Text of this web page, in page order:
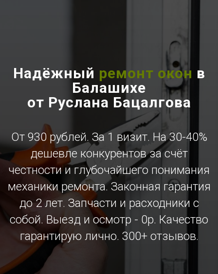
Надёжный ремонт окон в
Балашихе
от Руслана Бацалгова
От 930 рублей. За 1 визит. На 30-40%
дешевле конкурентов за счёт
честности и глубочайшего понимания
механики ремонта. Законная гарантия
до 2 лет. Запчасти и расходники с
собой. Выезд и осмотр - 0р. Качество
гарантирую лично. 300+ отзывов.